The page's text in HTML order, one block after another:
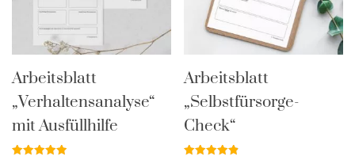
Arbeitsblatt
„Verhaltensanalyse“
mit Ausfüllhilfe
Arbeitsblatt
„Selbstfürsorge-
Check“